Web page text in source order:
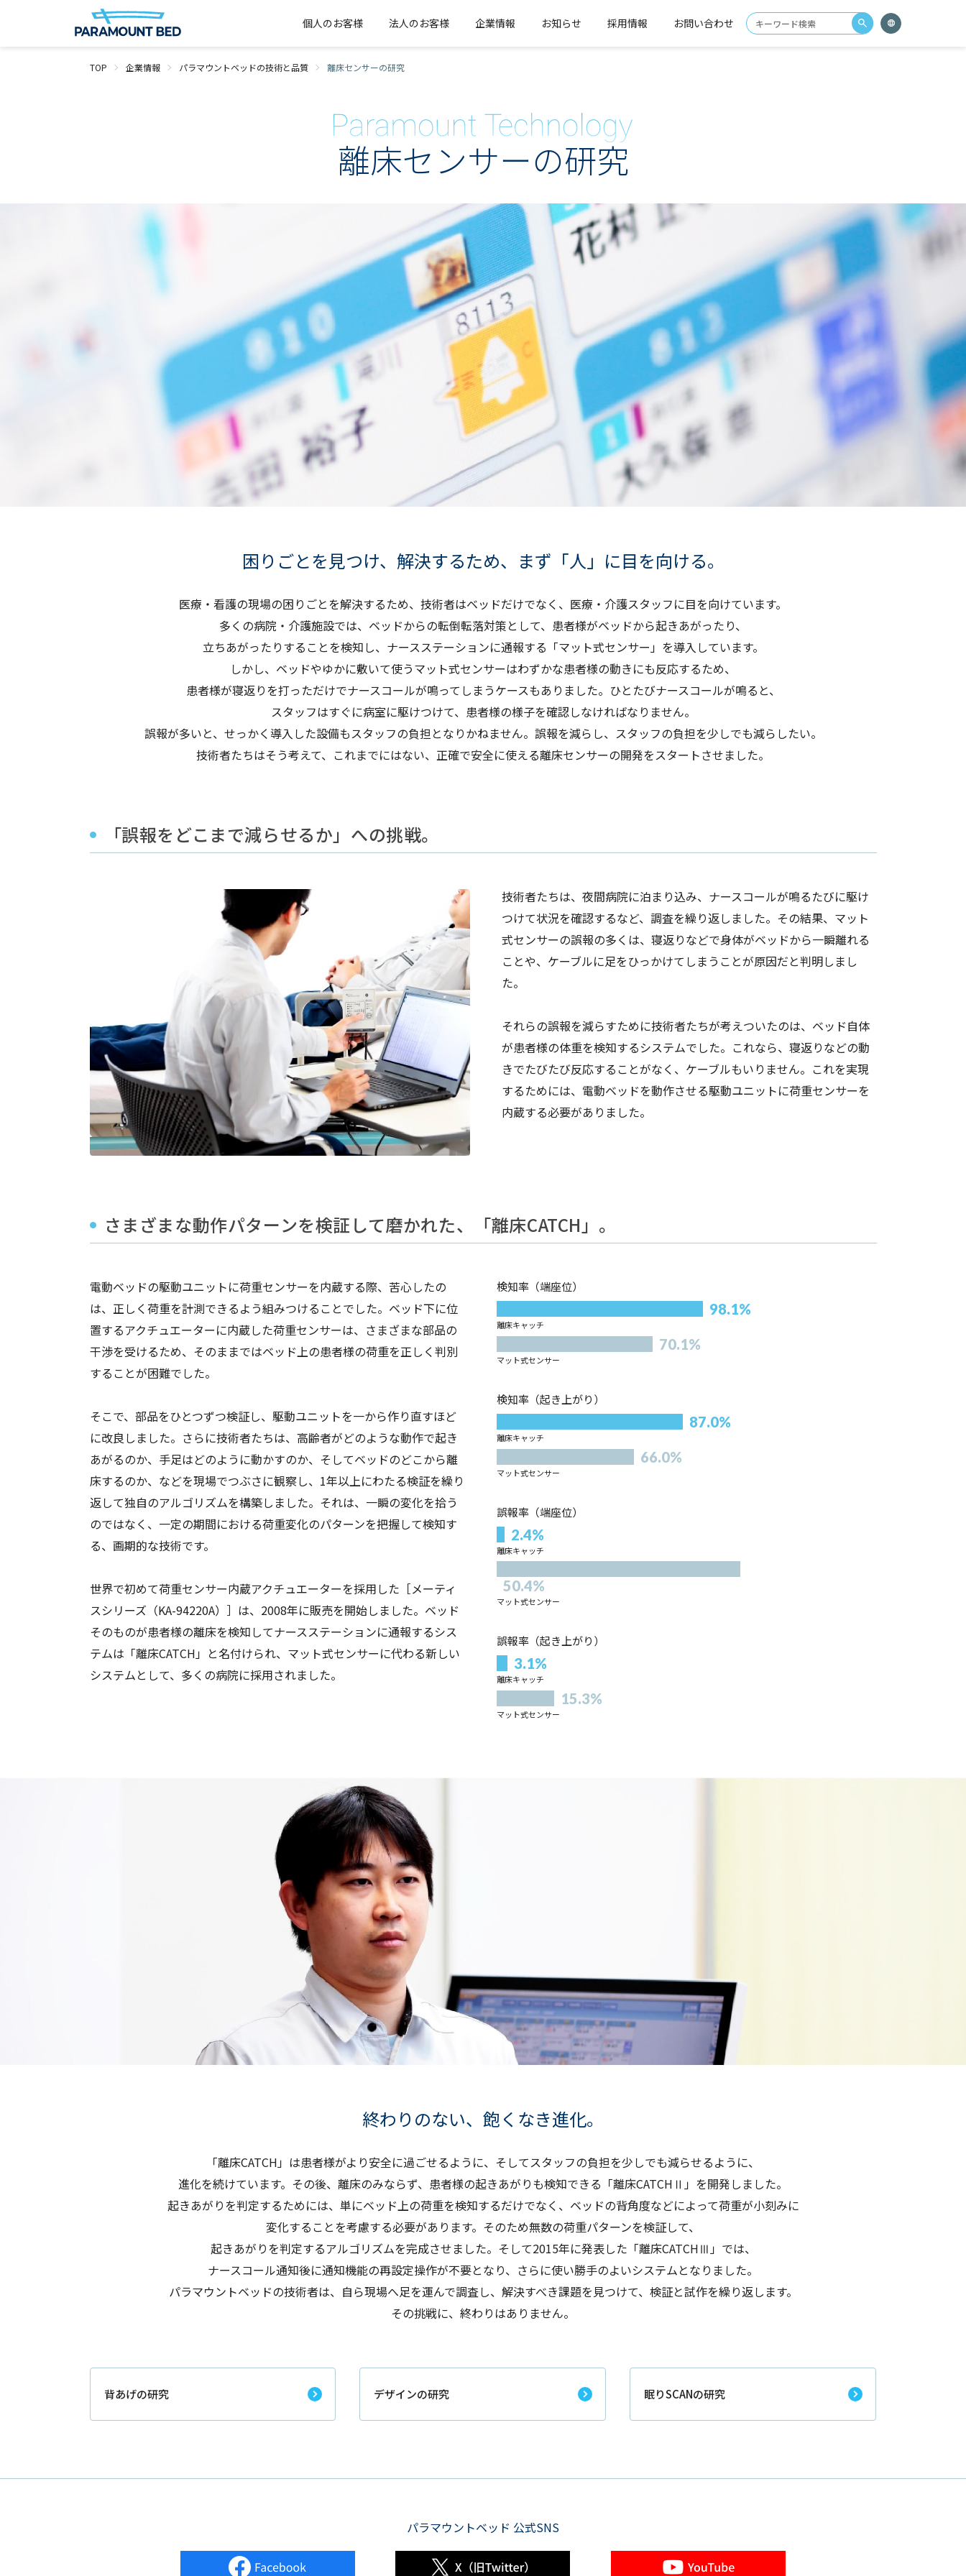
個人のお客様 法人のお客様 企業情報 お知らせ 採用情報 お問い合わせ
TOP 企業情報 パラマウントベッドの技術と品質 離床センサーの研究
離床センサーの研究
困りごとを見つけ、解決するため、まず「人」に目を向ける。
医療・看護の現場の困りごとを解決するため、技術者はベッドだけでなく、医療・介護スタッフに目を向けています。
多くの病院・介護施設では、ベッドからの転倒転落対策として、患者様がベッドから起きあがったり、
立ちあがったりすることを検知し、ナースステーションに通報する「マット式センサー」を導入しています。
しかし、ベッドやゆかに敷いて使うマット式センサーはわずかな患者様の動きにも反応するため、
患者様が寝返りを打っただけでナースコールが鳴ってしまうケースもありました。ひとたびナースコールが鳴ると、
スタッフはすぐに病室に駆けつけて、患者様の様子を確認しなければなりません。
誤報が多いと、せっかく導入した設備もスタッフの負担となりかねません。誤報を減らし、スタッフの負担を少しでも減らしたい。
技術者たちはそう考えて、これまでにはない、正確で安全に使える離床センサーの開発をスタートさせました。
「誤報をどこまで減らせるか」への挑戦。
技術者たちは、夜間病院に泊まり込み、ナースコールが鳴るたびに駆け
つけて状況を確認するなど、調査を繰り返しました。その結果、マット
式センサーの誤報の多くは、寝返りなどで身体がベッドから一瞬離れる
ことや、ケーブルに足をひっかけてしまうことが原因だと判明しまし
た。
それらの誤報を減らすために技術者たちが考えついたのは、ベッド自体
が患者様の体重を検知するシステムでした。これなら、寝返りなどの動
きでたびたび反応することがなく、ケーブルもいりません。これを実現
するためには、電動ベッドを動作させる駆動ユニットに荷重センサーを
内蔵する必要がありました。
さまざまな動作パターンを検証して磨かれた、「離床CATCH」。
電動ベッドの駆動ユニットに荷重センサーを内蔵する際、苦心したの
は、正しく荷重を計測できるよう組みつけることでした。ベッド下に位
置するアクチュエーターに内蔵した荷重センサーは、さまざまな部品の
干渉を受けるため、そのままではベッド上の患者様の荷重を正しく判別
することが困難でした。
そこで、部品をひとつずつ検証し、駆動ユニットを一から作り直すほど
に改良しました。さらに技術者たちは、高齢者がどのような動作で起き
あがるのか、手足はどのように動かすのか、そしてベッドのどこから離
床するのか、などを現場でつぶさに観察し、1年以上にわたる検証を繰り
返して独自のアルゴリズムを構築しました。それは、一瞬の変化を拾う
のではなく、一定の期間における荷重変化のパターンを把握して検知す
る、画期的な技術です。
世界で初めて荷重センサー内蔵アクチュエーターを採用した［メーティ
スシリーズ（KA-94220A）］は、2008年に販売を開始しました。ベッド
そのものが患者様の離床を検知してナースステーションに通報するシス
テムは「離床CATCH」と名付けられ、マット式センサーに代わる新しい
システムとして、多くの病院に採用されました。
検知率（端座位）
98.1%
離床キャッチ
70.1%
マット式センサー
検知率（起き上がり）
87.0%
離床キャッチ
66.0%
マット式センサー
誤報率（端座位）
2.4%
離床キャッチ
50.4%
マット式センサー
誤報率（起き上がり）
3.1%
離床キャッチ
15.3%
マット式センサー
終わりのない、飽くなき進化。
「離床CATCH」は患者様がより安全に過ごせるように、そしてスタッフの負担を少しでも減らせるように、
進化を続けています。その後、離床のみならず、患者様の起きあがりも検知できる「離床CATCHⅡ」を開発しました。
起きあがりを判定するためには、単にベッド上の荷重を検知するだけでなく、ベッドの背角度などによって荷重が小刻みに
変化することを考慮する必要があります。そのため無数の荷重パターンを検証して、
起きあがりを判定するアルゴリズムを完成させました。そして2015年に発表した「離床CATCHⅢ」では、
ナースコール通知後に通知機能の再設定操作が不要となり、さらに使い勝手のよいシステムとなりました。
パラマウントベッドの技術者は、自ら現場へ足を運んで調査し、解決すべき課題を見つけて、検証と試作を繰り返します。
その挑戦に、終わりはありません。
背あげの研究 デザインの研究 眠りSCANの研究
パラマウントベッド 公式SNS